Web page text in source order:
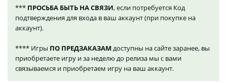
*** ПРОСЬБА БЫТЬ НА СВЯЗИ, если потребуется Код
подтверждения для входа в ваш аккаунт (при покупке на
аккаунт).
**** Игры ПО ПРЕДЗАКАЗАМ доступны на сайте заранее, вы
приобретаете игру и за неделю до релиза мы с вами
связываемся и приобретаем игру на ваш аккаунт.